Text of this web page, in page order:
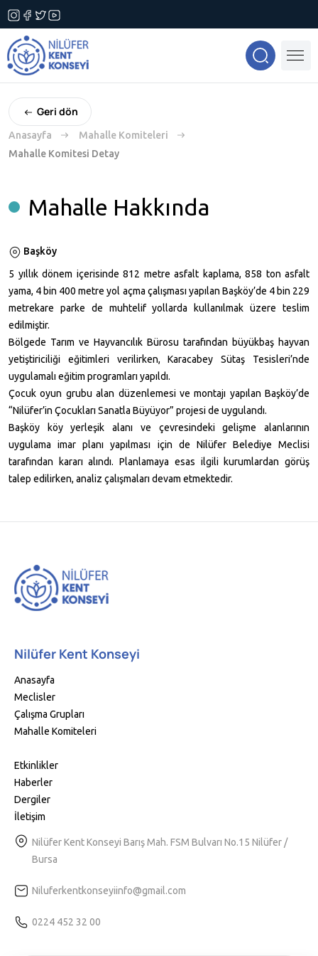
Geri dön
Anasayfa
Mahalle Komiteleri
Mahalle Komitesi Detay
Mahalle Hakkında
Başköy
5 yıllık dönem içerisinde 812 metre asfalt kaplama, 858 ton asfalt
yama, 4 bin 400 metre yol açma çalışması yapılan Başköy’de 4 bin 229
metrekare parke de muhtelif yollarda kullanılmak üzere teslim
edilmiştir.
Bölgede Tarım ve Hayvancılık Bürosu tarafından büyükbaş hayvan
yetiştiriciliği eğitimleri verilirken, Karacabey Sütaş Tesisleri’nde
uygulamalı eğitim programları yapıldı.
Çocuk oyun grubu alan düzenlemesi ve montajı yapılan Başköy’de
“Nilüfer’in Çocukları Sanatla Büyüyor” projesi de uygulandı.
Başköy köy yerleşik alanı ve çevresindeki gelişme alanlarının
uygulama imar planı yapılması için de Nilüfer Belediye Meclisi
tarafından kararı alındı. Planlamaya esas ilgili kurumlardan görüş
talep edilirken, analiz çalışmaları devam etmektedir.
Nilüfer Kent Konseyi
Anasayfa
Meclisler
Çalışma Grupları
Mahalle Komiteleri
Etkinlikler
Haberler
Dergiler
İletişim
Nilüfer Kent Konseyi Barış Mah. FSM Bulvarı No.15 Nilüfer /
Bursa
Niluferkentkonseyiinfo@gmail.com
0224 452 32 00